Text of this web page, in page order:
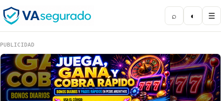
⌕ ◐ ☰
PUBLICIDAD